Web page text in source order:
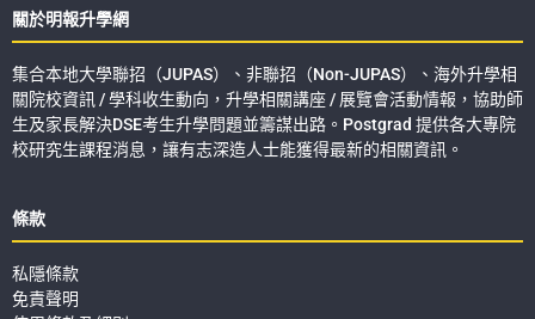
關於明報升學網
集合本地大學聯招（JUPAS）、非聯招（Non-JUPAS）、海外升學相
關院校資訊 / 學科收生動向，升學相關講座 / 展覽會活動情報，協助師
生及家長解決DSE考生升學問題並籌謀出路。Postgrad 提供各大專院
校研究生課程消息，讓有志深造人士能獲得最新的相關資訊。
條款
私隱條款
免責聲明